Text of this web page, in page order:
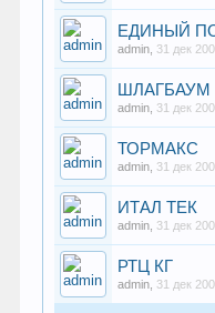
ЕДИНЫЙ
admin 31 дек
admin 31 дек
ТОРМАКС
admin 31 дек
ИТАЛ ТЕК
admin 31 дек
РТЦ КГ
admin 31 дек